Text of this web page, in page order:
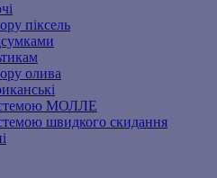
піксель
олива
МОЛЛЕ
швидкого скидання